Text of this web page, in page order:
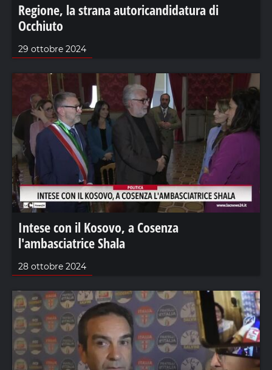
Regione, la strana autoricandidatura di
Occhiuto
29 ottobre 2024
Intese con il Kosovo, a Cosenza
l'ambasciatrice Shala
28 ottobre 2024